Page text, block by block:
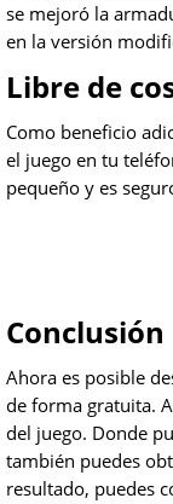
se mejoró la
en la versión
Libre de
Como beneficio
el juego en tu
pequeño y es
Conclusión
Ahora es posible
de forma gratuita.
del juego. Donde
también puedes
resultado, puedes